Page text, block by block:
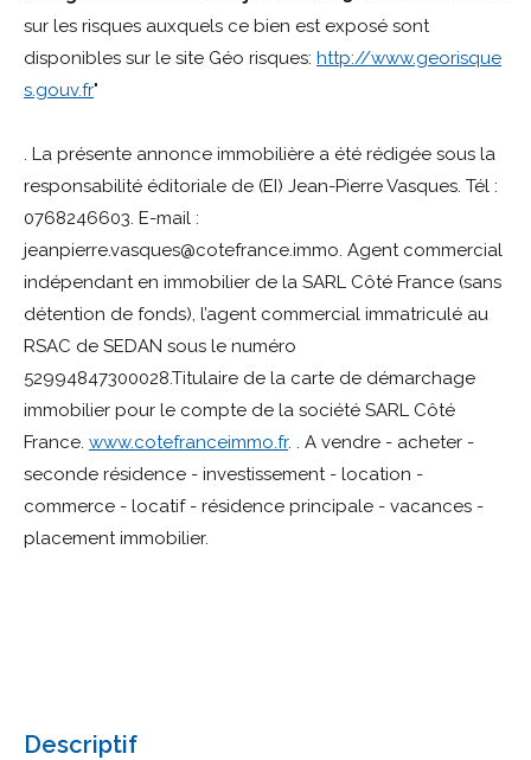
sur les risques auxquels ce bien est exposé sont
disponibles sur le site Géo risques: http://www.georisque
s.gouv.fr"
. La présente annonce immobilière a été rédigée sous la
responsabilité éditoriale de (EI) Jean-Pierre Vasques. Tél :
0768246603. E-mail :
jeanpierre.vasques@cotefrance.immo. Agent commercial
indépendant en immobilier de la SARL Côté France (sans
détention de fonds), l’agent commercial immatriculé au
RSAC de SEDAN sous le numéro
52994847300028.Titulaire de la carte de démarchage
immobilier pour le compte de la société SARL Côté
France. www.cotefranceimmo.fr. . A vendre - acheter -
seconde résidence - investissement - location -
commerce - locatif - résidence principale - vacances -
placement immobilier.
descriptif